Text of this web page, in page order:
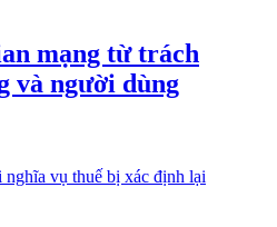
mạng từ trách
và người dùng